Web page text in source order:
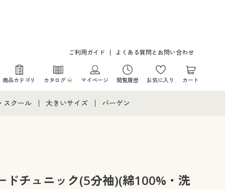
ご利用ガイド よくある質問とお問い合わせ
商品カテゴリ カタログ
カタログ・チラシからのご注文
マイページ 閲覧履歴 お気に入り カート
スクール
ア・ティーンズ下着
大きいサイズ
大きいサイズ レディース下着
バーゲン
ドチュニック(5分袖)(綿100%・洗